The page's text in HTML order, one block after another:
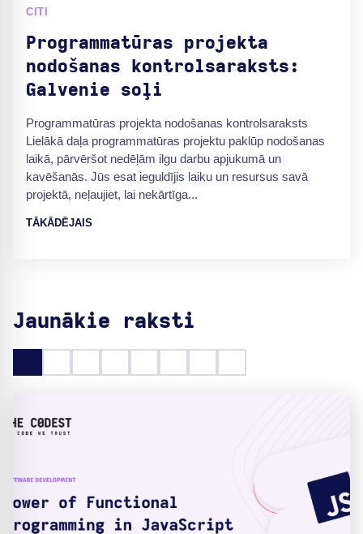
CITI
Programmatūras projekta
nodošanas kontrolsaraksts:
Galvenie soļi
Programmatūras projekta nodošanas kontrolsaraksts
Lielākā daļa programmatūras projektu paklūp nodošanas
laikā, pārvēršot nedēļām ilgu darbu apjukumā un
kavēšanās. Jūs esat ieguldījis laiku un resursus savā
projektā, neļaujiet, lai nekārtīga...
TĀKĀDĒJAIS
Jaunākie raksti